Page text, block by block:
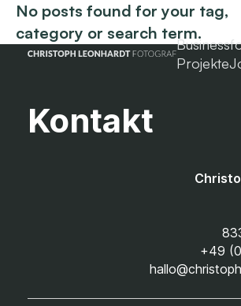
Projekte
No posts found for your tag,
category or search term.
Kontakt
+49